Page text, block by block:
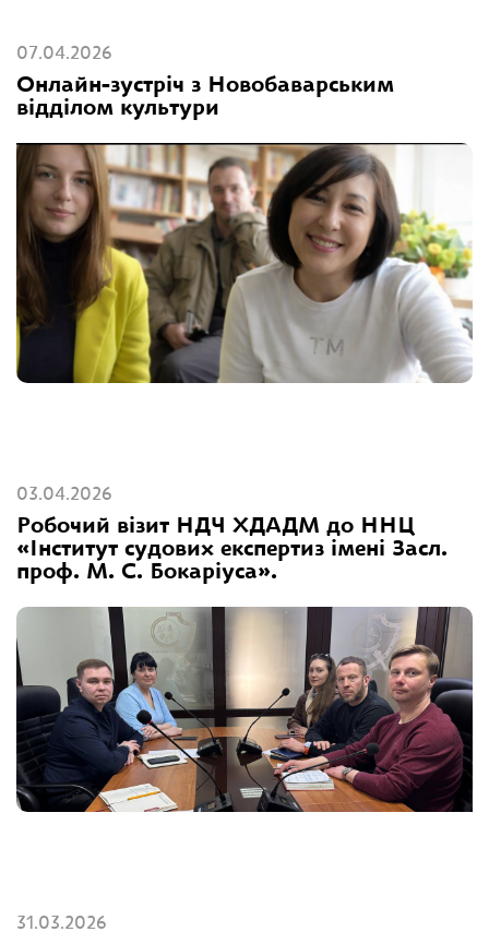
07.04.2026
Онлайн-зустріч з Новобаварським
відділом культури
03.04.2026
Робочий візит НДЧ ХДАДМ до ННЦ
«Інститут судових експертиз імені Засл.
проф. М. С. Бокаріуса».
31.03.2026